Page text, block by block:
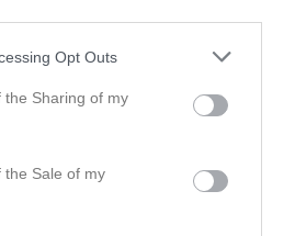
Opt Outs
the Sharing of my
the Sale of my
Kommande tävlingar
15 mar
och ungdom